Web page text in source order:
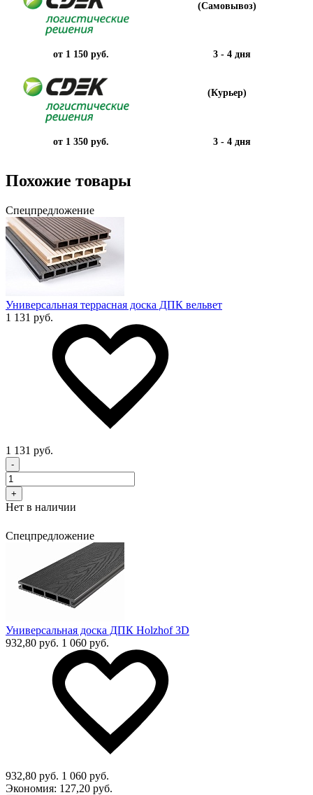
(Самовывоз)
от 1 150 руб. 3 - 4 дня
(Курьер)
от 1 350 руб. 3 - 4 дня
Похожие товары
Спецпредложение
Универсальная террасная доска ДПК вельвет
1 131 руб.
1 131 руб.
-
+
Нет в наличии
Спецпредложение
Универсальная доска ДПК Holzhof 3D
932,80 руб. 1 060 руб.
932,80 руб. 1 060 руб.
Экономия: 127,20 руб.